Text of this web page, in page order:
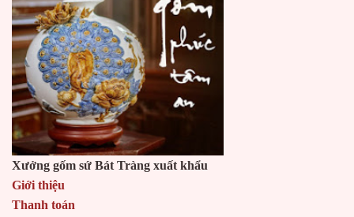
Xưởng gốm sứ Bát Tràng xuất khẩu
Giới thiệu
Thanh toán